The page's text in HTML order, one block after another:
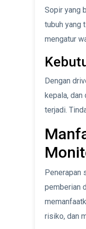
Sopir yang
tubuh yang
mengatur
Dengan
kepala, dan
terjadi.
Penerapan
pemberian
risiko, dan